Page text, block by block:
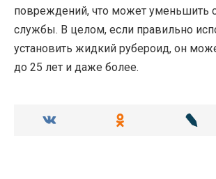
повреждений, что может уменьшить
службы. В целом, если правильно
установить жидкий рубероид, он
до 25 лет и даже более.